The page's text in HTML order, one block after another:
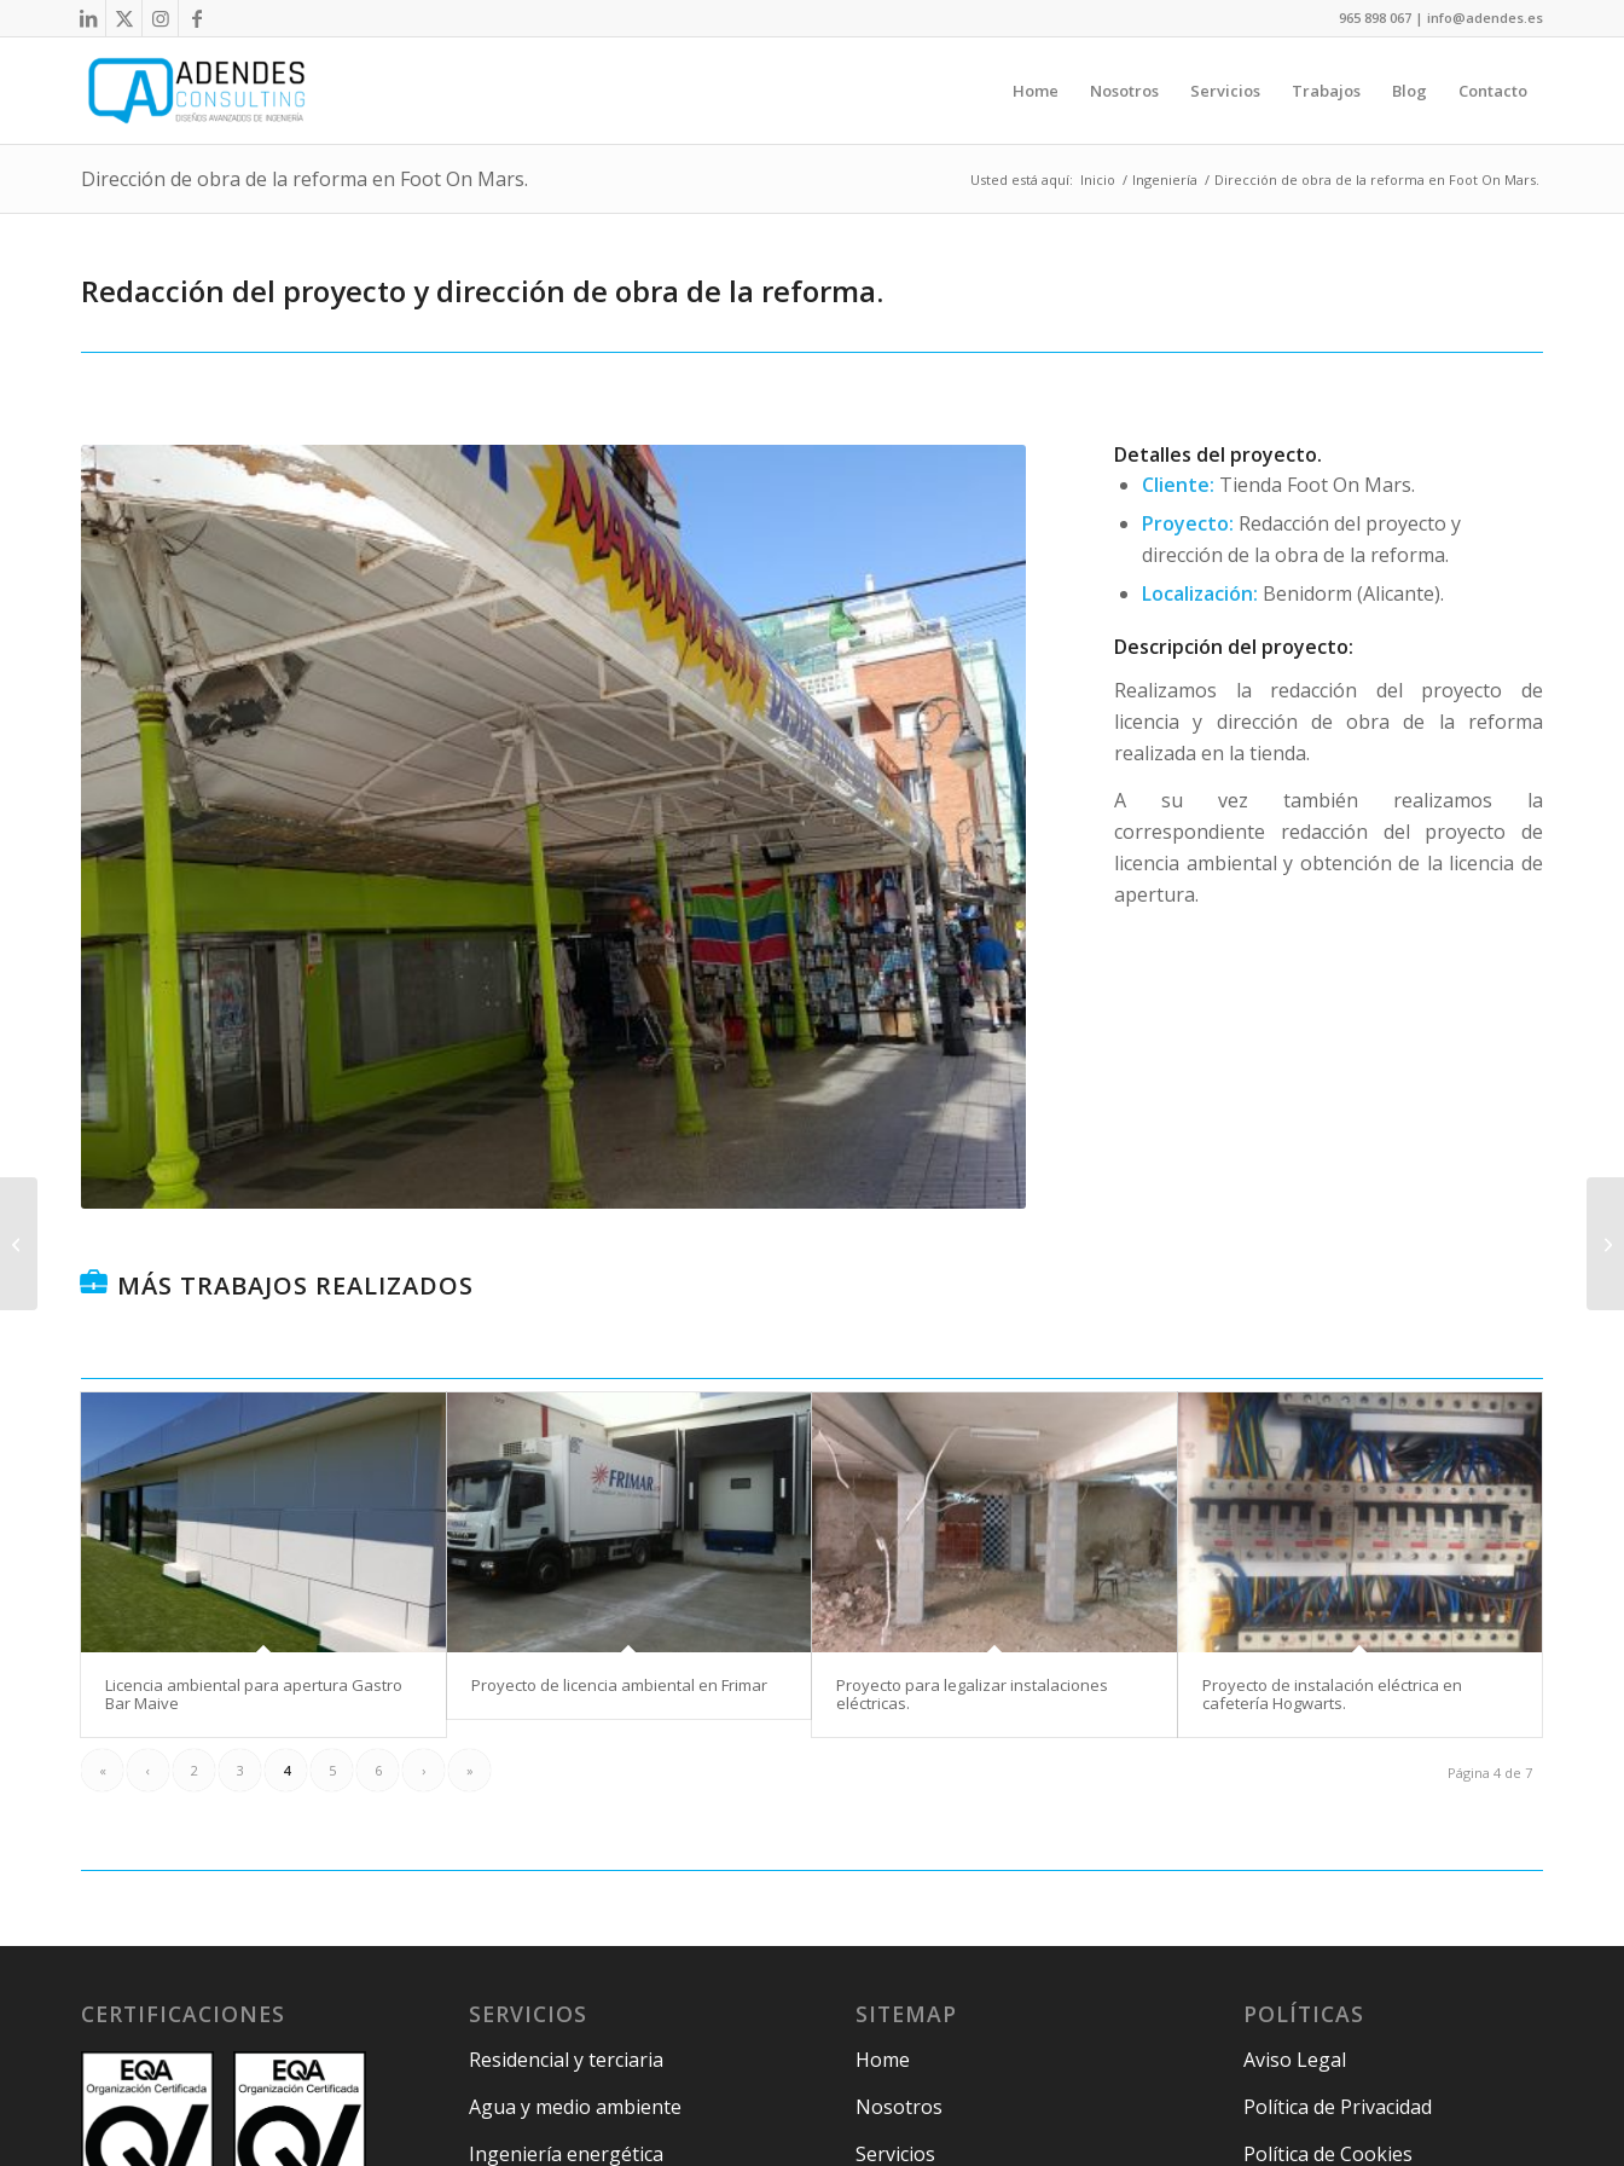
965 898 067 | info@adendes.es
Home Nosotros Servicios Trabajos Blog Contacto
Dirección de obra de la reforma en Foot On Mars. Usted está aquí: Inicio / Ingeniería / Dirección de obra de la reforma en Foot On Mars.
Redacción del proyecto y dirección de obra de la reforma.
Detalles del proyecto.
Cliente: Tienda Foot On Mars.
Proyecto: Redacción del proyecto y
dirección de la obra de la reforma.
Localización: Benidorm (Alicante).
Descripción del proyecto:
Realizamos la redacción del proyecto de
licencia y dirección de obra de la reforma
realizada en la tienda.
A su vez también realizamos la
correspondiente redacción del proyecto de
licencia ambiental y obtención de la licencia de
apertura.
MÁS TRABAJOS REALIZADOS
Licencia ambiental para apertura Gastro
Bar Maive
Proyecto de licencia ambiental en Frimar
Proyecto para legalizar instalaciones
eléctricas.
Proyecto de instalación eléctrica en
cafetería Hogwarts.
Página 4 de 7
« ‹ 2 3 4 5 6 › »
CERTIFICACIONES SERVICIOS
Residencial y terciaria
Agua y medio ambiente
Ingeniería energética
SITEMAP
Home
Nosotros
Servicios
POLÍTICAS
Aviso Legal
Política de Privacidad
Política de Cookies
Proyecto y dirección
espanyol.